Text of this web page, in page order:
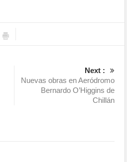
Next :
Nuevas obras en Aeródromo
Bernardo O’Higgins de
Chillán